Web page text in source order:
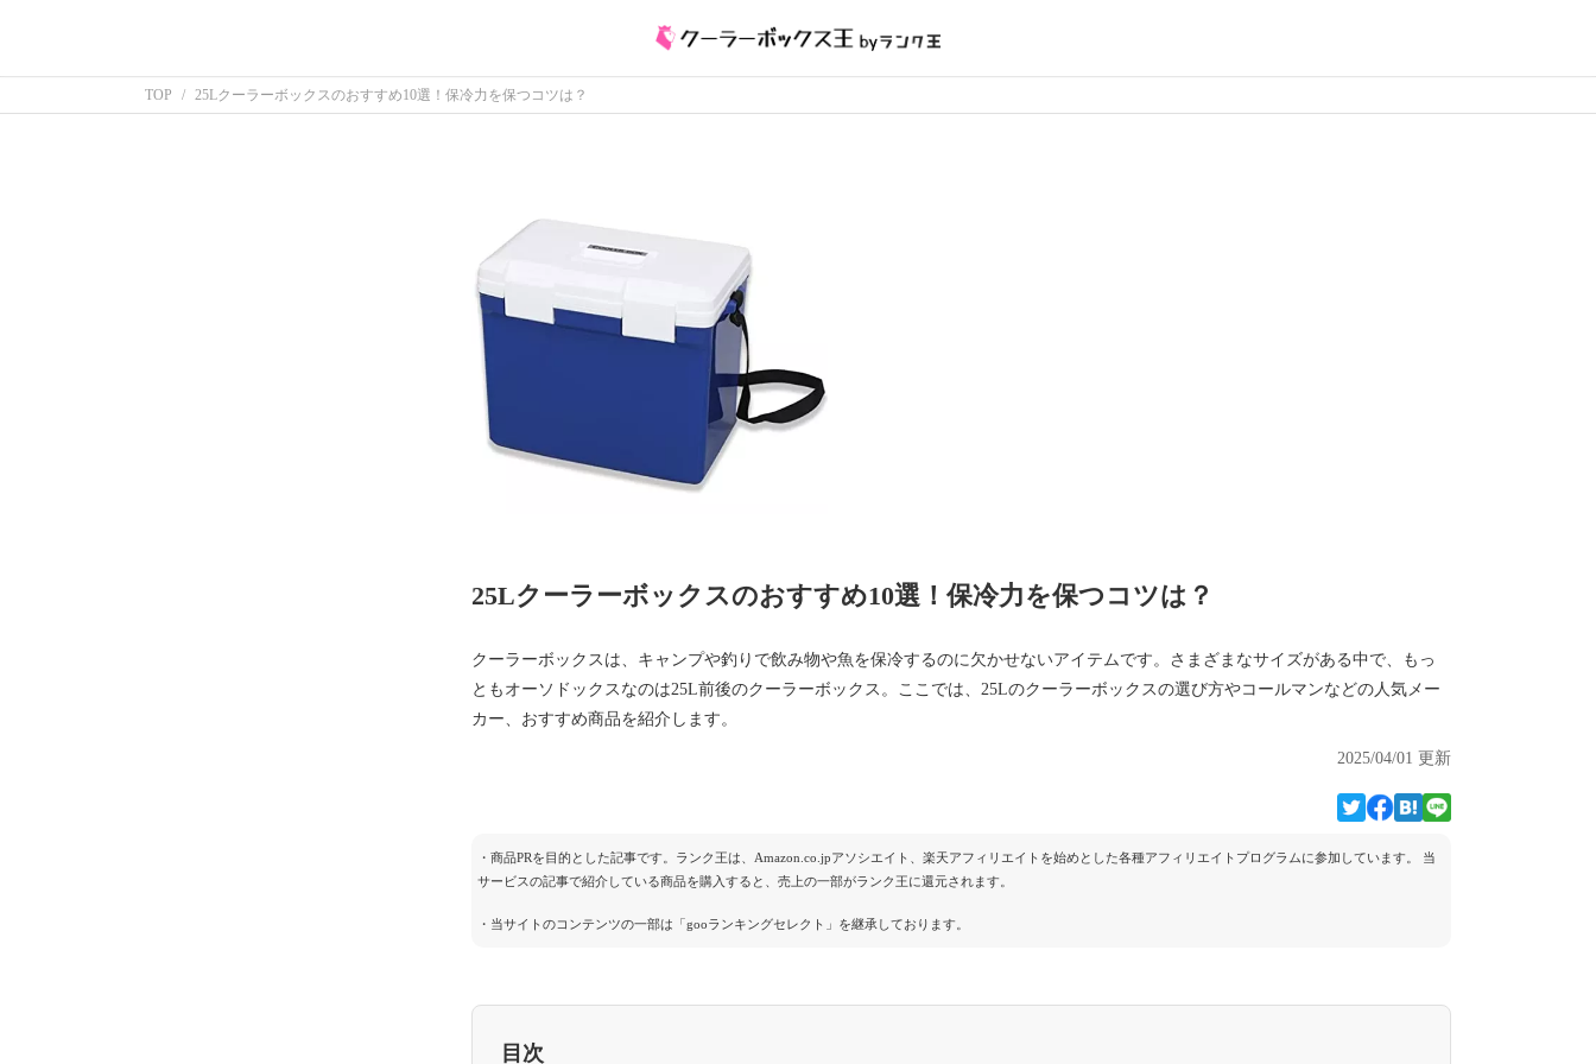
TOP 25Lクーラーボックスのおすすめ10選！保冷力を保つコツは？
25Lクーラーボックスのおすすめ10選！保冷力を保つコツは？
クーラーボックスは、キャンプや釣りで飲み物や魚を保冷するのに欠かせないアイテムです。さまざまなサイズがある中で、もっ
ともオーソドックスなのは25L前後のクーラーボックス。ここでは、25Lのクーラーボックスの選び方やコールマンなどの人気メー
カー、おすすめ商品を紹介します。
2025/04/01 更新
・商品PRを目的とした記事です。ランク王は、Amazon.co.jpアソシエイト、楽天アフィリエイトを始めとした各種アフィリエイトプログラムに参加しています。 当
サービスの記事で紹介している商品を購入すると、売上の一部がランク王に還元されます。
・当サイトのコンテンツの一部は「gooランキングセレクト」を継承しております。
目次